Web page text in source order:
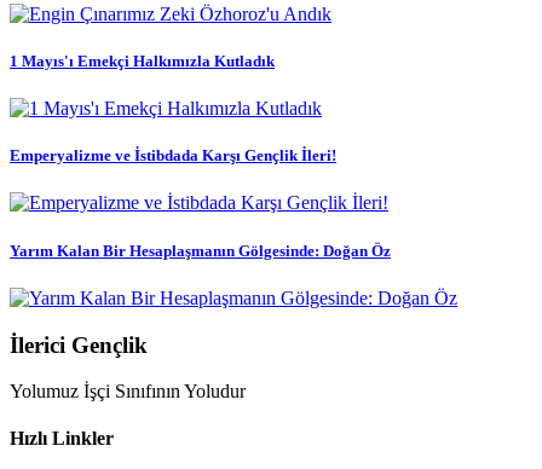
1 Mayıs'ı Emekçi Halkımızla Kutladık
Emperyalizme ve İstibdada Karşı Gençlik İleri!
Yarım Kalan Bir Hesaplaşmanın Gölgesinde: Doğan Öz
İlerici Gençlik
Yolumuz İşçi Sınıfının Yoludur
Hızlı Linkler